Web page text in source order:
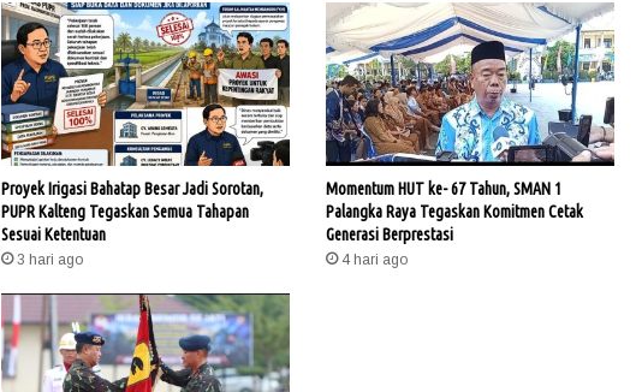
Proyek Irigasi Bahatap Besar Jadi Sorotan,
PUPR Kalteng Tegaskan Semua Tahapan
Sesuai Ketentuan
3 hari ago
Momentum HUT ke- 67 Tahun, SMAN 1
Palangka Raya Tegaskan Komitmen Cetak
Generasi Berprestasi
4 hari ago